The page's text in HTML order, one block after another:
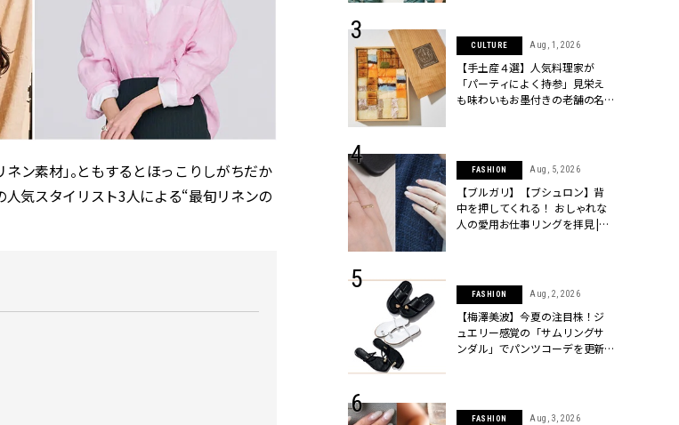
ン素材」。ともするとほっこりしがちだか
人気スタイリスト3人による“最旬リネンの
5, 2026
焼け対策ガ
理」なアイテ
クラッシ
17, 2025
ップ10選】塗
皮むけしやす
はもういらな
WEDDING
【一生ものジュエリー】1つでも
存在感が際立つ！ポメラートの
「トゥギャザー」シリーズに注
目 | CLASSY.[クラッシィ]
WEDDING Mar, 24, 2026
【トレンドの巻き方３選】結婚
式ゲスト服の鉄板“シンプル黒ワ
失敗しない“ゲスト服”は【セオ
CULTURE Aug, 1, 2026
【手土産４選】人気料理家が
「パーティによく持参」見栄え
も味わいもお墨付きの老舗の名
FASHION Aug, 5, 2026
【ブルガリ】【ブシュロン】背
中を押してくれる！ おしゃれな
人の愛用お仕事リングを拝見 |
FASHION Aug, 2, 2026
【梅澤美波】今夏の注目株！ジ
ュエリー感覚の「サムリングサ
ンダル」でパンツコーデを更新 |
FASHION Aug, 3, 2026